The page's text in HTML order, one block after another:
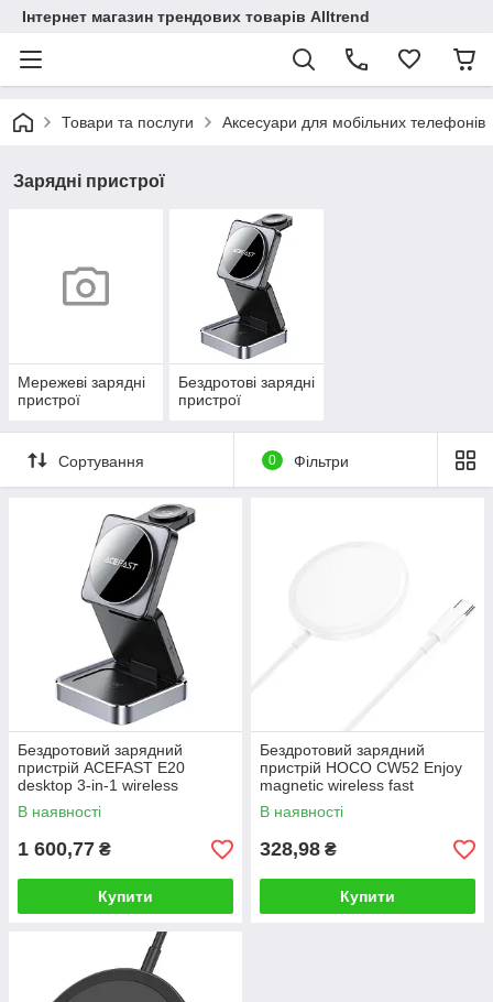
Інтернет магазин трендових товарів Alltrend
Товари та послуги Аксесуари для мобільних телефонів
Зарядні пристрої
Мережеві зарядні
пристрої
Бездротові зарядні
пристрої
Сортування 0 Фільтри
Бездротовий зарядний
пристрій ACEFAST E20
desktop 3-in-1 wireless
charging holder Black
В наявності
1 600,77 ₴
Купити
Бездротовий зарядний
пристрій HOCO CW52 Enjoy
magnetic wireless fast
charging White
В наявності
328,98 ₴
Купити